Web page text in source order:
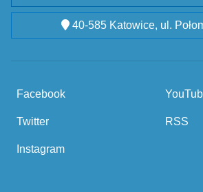
40-585 Katowice, ul.
Facebook
Twitter
Instagram
RSS